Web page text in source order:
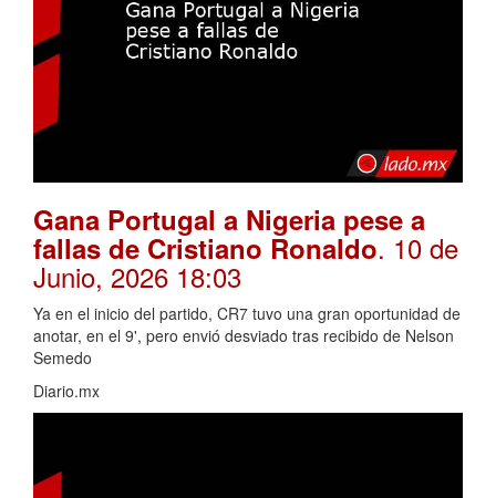
Gana Portugal a Nigeria pese a
fallas de Cristiano Ronaldo. 10 de
Junio, 2026 18:03
Ya en el inicio del partido, CR7 tuvo una gran oportunidad de
anotar, en el 9', pero envió desviado tras recibido de Nelson
Semedo
Diario.mx